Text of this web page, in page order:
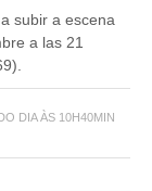
subir a escena
a las 21
DIA ÀS 10H40MIN